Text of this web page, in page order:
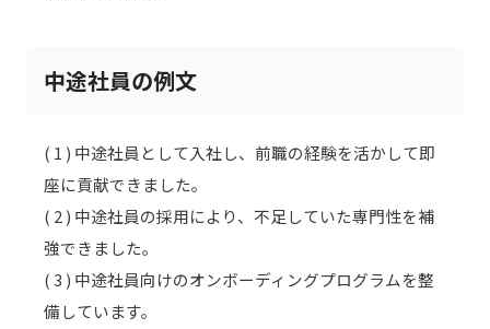
中途社員の例文
( 1 ) 中途社員として入社し、前職の経験を活かして即
座に貢献できました。
( 2 ) 中途社員の採用により、不足していた専門性を補
強できました。
( 3 ) 中途社員向けのオンボーディングプログラムを整
備しています。